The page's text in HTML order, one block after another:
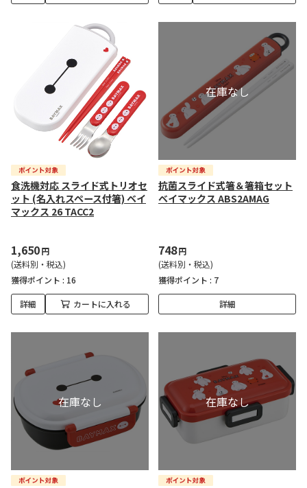
食洗機対応 スライド式トリオセ
ット (名入れスペース付箸) ベイ
マックス 26 TACC2
1,650円
(送料別・税込)
獲得ポイント : 16
詳細 カートに入れる
抗菌スライド式箸＆箸箱セット
ベイマックス ABS2AMAG
748円
(送料別・税込)
獲得ポイント : 7
詳細